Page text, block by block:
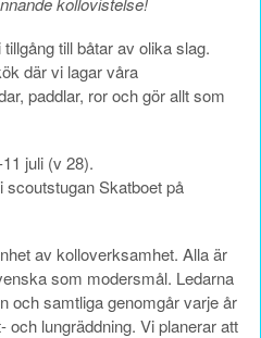
till båtar av olika slag.
där vi lagar våra
paddlar, ror och gör allt som
juli (v 28).
Skatboet på
av kolloverksamhet. Alla är
som modersmål. Ledarna
och samtliga genomgår varje år
och lungräddning. Vi planerar att